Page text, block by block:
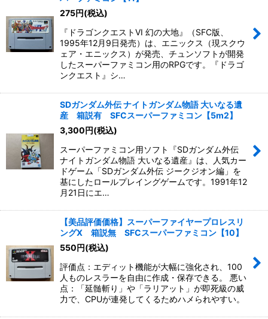
275円(税込)
『ドラゴンクエストVI 幻の大地』（SFC版、
1995年12月9日発売）は、エニックス（現スクウ
ェア・エニックス）が発売、チュンソフトが開発
したスーパーファミコン用のRPGです。『ドラゴ
ンクエスト』シ…
SDガンダム外伝 ナイトガンダム物語 大いなる遺
産 箱説有 SFCスーパーファミコン【5m2】
3,300円(税込)
スーパーファミコン用ソフト『SDガンダム外伝
ナイトガンダム物語 大いなる遺産』は、人気カー
ドゲーム「SDガンダム外伝 ジークジオン編」を
基にしたロールプレイングゲームです。1991年12
月21日にエ…
【美品評価価格】スーパーファイヤープロレスリ
ングX 箱説無 SFCスーパーファミコン【10】
550円(税込)
評価点：エディット機能が大幅に強化され、100
人ものレスラーを自由に作成・保存できる。 悪い
点：「延髄斬り」や「ラリアット」が即死級の威
力で、CPUが連発してくるためハメられやすい。